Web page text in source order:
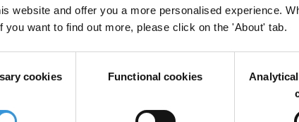
website and offer you a more personalised experience.
you want to find out more, please click on the 'About' tab.
cookies Functional cookies